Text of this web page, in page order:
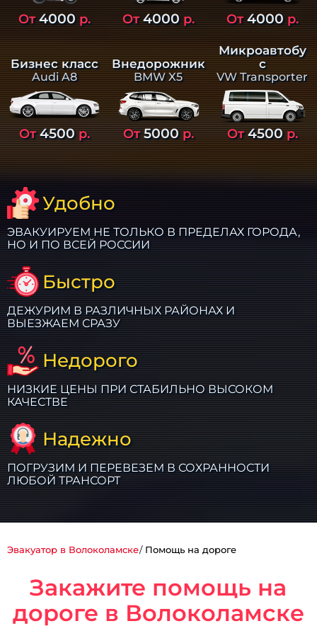
От4000р. От4000р. От4000р.
Бизнес класс
Audi A8
От4500р.
Внедорожник
BMW X5
От5000р.
Микроавтобу
с
VW Transporter
От4500р.
Удобно
ЭВАКУИРУЕМ НЕ ТОЛЬКО В ПРЕДЕЛАХ ГОРОДА,
НО И ПО ВСЕЙ РОССИИ
Быстро
ДЕЖУРИМ В РАЗЛИЧНЫХ РАЙОНАХ И
ВЫЕЗЖАЕМ СРАЗУ
Недорого
НИЗКИЕ ЦЕНЫ ПРИ СТАБИЛЬНО ВЫСОКОМ
КАЧЕСТВЕ
Надежно
ПОГРУЗИМ И ПЕРЕВЕЗЕМ В СОХРАННОСТИ
ЛЮБОЙ ТРАНСОРТ
Эвакуатор в Волоколамске Помощь на дороге
Закажите помощь на
дороге в Волоколамске